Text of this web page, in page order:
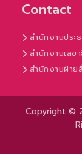
Contact
สำนักงานปร
สำนักงานเลข
สำนักงานฝ่า
Copyright ©